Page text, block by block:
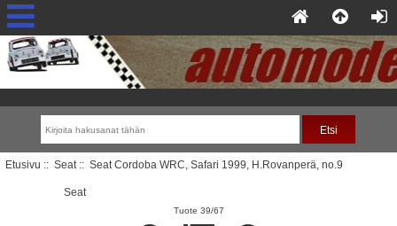
Etusivu :: Seat:: Seat Cordoba WRC, Safari 1999, H.Rovanperä, no.9
Seat
Tuote 39/67